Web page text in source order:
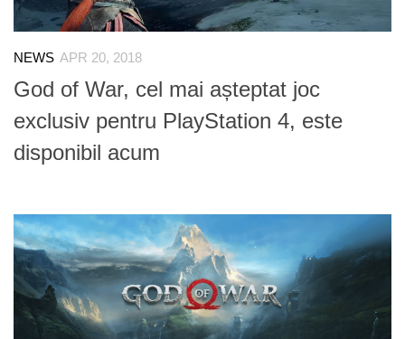
NEWS APR 20, 2018
God of War, cel mai așteptat joc
exclusiv pentru PlayStation 4, este
disponibil acum